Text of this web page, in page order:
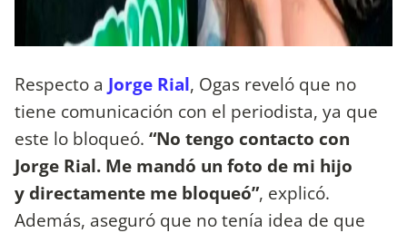
Respecto a Jorge Rial, Ogas reveló que no
tiene comunicación con el periodista, ya que
este lo bloqueó. “No tengo contacto con
Jorge Rial. Me mandó un foto de mi hijo
y directamente me bloqueó”, explicó.
Además, aseguró que no tenía idea de que